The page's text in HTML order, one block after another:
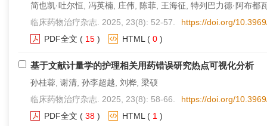
简也凯·吐尔恒, 冯英楠, 庄伟, 陈菲, 王海征, 特列巴力德·阿布都
临床药物治疗杂志. 2025, 23(8): 52-57.
https://doi.org/
PDF全文 ( 15 ) HTML ( 0 )
基于文献计量学的护理相关用药错误研究热点可视化分析
孙桂蓉, 谢清, 孙李超越, 刘桦, 梁硕
临床药物治疗杂志. 2025, 23(8): 58-66.
https://doi.org/
PDF全文 ( 38 ) HTML ( 1 )